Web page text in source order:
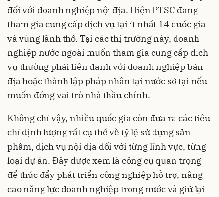
đối với doanh nghiệp nội địa. Hiện PTSC đang
tham gia cung cấp dịch vụ tại ít nhất 14 quốc gia
và vùng lãnh thổ. Tại các thị trường này, doanh
nghiệp nước ngoài muốn tham gia cung cấp dịch
vụ thường phải liên danh với doanh nghiệp bản
địa hoặc thành lập pháp nhân tại nước sở tại nếu
muốn đóng vai trò nhà thầu chính.
Không chỉ vậy, nhiều quốc gia còn đưa ra các tiêu
chí định lượng rất cụ thể về tỷ lệ sử dụng sản
phẩm, dịch vụ nội địa đối với từng lĩnh vực, từng
loại dự án. Đây được xem là công cụ quan trọng
để thúc đẩy phát triển công nghiệp hỗ trợ, nâng
cao năng lực doanh nghiệp trong nước và giữ lại